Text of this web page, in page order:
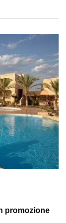
promozione